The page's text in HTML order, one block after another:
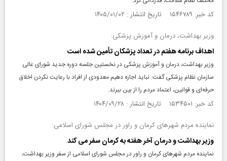
کد خبر: ۱۵۴۶۷۸۹ تاریخ انتشار : ۱۴۰۵/۰۱/۰۲
وزیر بهداشت، درمان و آموزش پزشکی:
اهداف برنامه هفتم در تعداد پزشکان تأمین شده است
وزیر بهداشت، درمان و آموزش پزشکی در نخستین جلسه دوره جدید شورای عالی
سازمان نظام پزشکی گفت: نباید اجازه دهیم معدودی از افراد با رعایت نکردن اخلاق
حرفه‌ای و قوانین، اعتماد مردم را از بین ببرند.
کد خبر: ۱۵۳۴۵۰۱ تاریخ انتشار : ۱۴۰۴/۰۹/۲۸
نماینده مردم شهرهای کرمان و راور در مجلس شورای اسلامی:
وزیر بهداشت و درمان آخر هفته به کرمان سفر می کند
نماینده مردم شهرهای کرمان و راور در مجلس شورای اسلامی از سفر وزیر بهداشت،